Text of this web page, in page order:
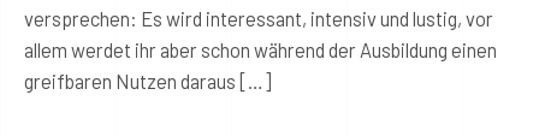
versprechen: Es wird interessant, intensiv und lustig, vor
allem werdet ihr aber schon während der Ausbildung einen
greifbaren Nutzen daraus […]